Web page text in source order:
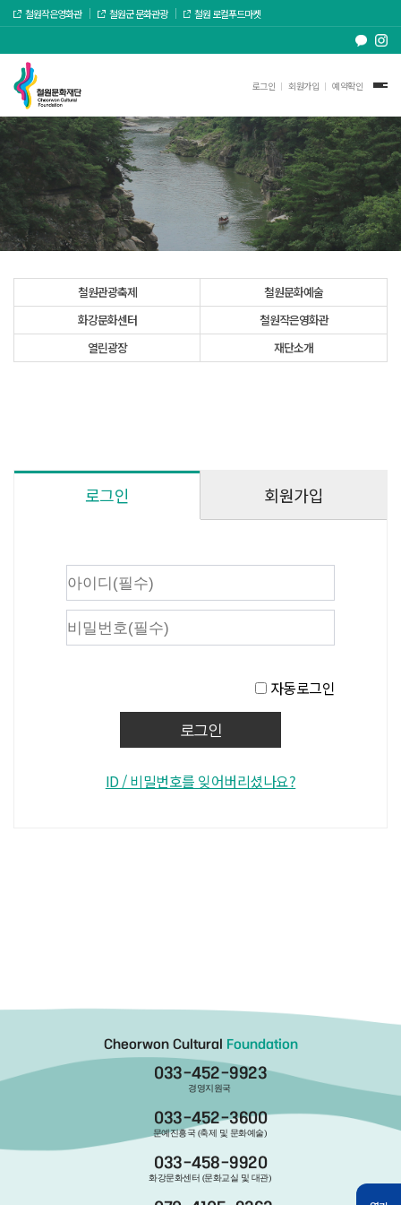
철원작은영화관 철원군 문화관광 철원 로컬푸드마켓
로그인 회원가입 예약확인
철원관광축제
철원문화예술
화강문화센터
철원작은영화관
열린광장
재단소개
로그인 회원가입
자동로그인
ID / 비밀번호를 잊어버리셨나요?
Cheorwon Cultural Foundation
033-452-9923
경영지원국
033-452-3600
문예진흥국 (축제 및 문화예술)
033-458-9920
화강문화센터 (문화교실 및 대관)